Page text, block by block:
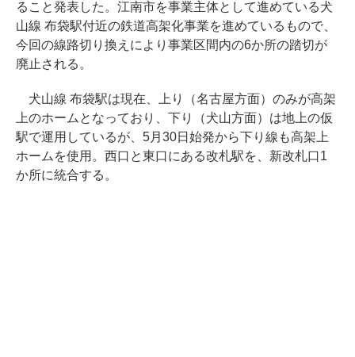
ること発表した。江南市を事業主体として進めている犬
山線 布袋駅付近の鉄道高架化事業を進めているもので、
今回の線路切り換えにより事業区間内の6か所の踏切が
廃止される。
犬山線 布袋駅は現在、上り（名古屋方面）のみが高架
上のホームとなっており、下り（犬山方面）は地上の仮
駅で運用しているが、5月30日始発から下り線も高架上
ホームを使用。西口と東口にある改札駅を、新改札口1
か所に統合する。